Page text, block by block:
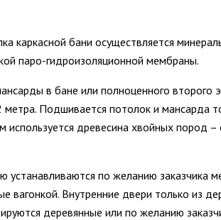
каркасной бани осуществляется
паро-гидроизоляционной мембраны.
в бане или полноценного второго
Подшивается потолок и мансарда
древесина хвойных пород –
устанавливаются по желанию заказчика
вагонкой. Внутренние двери только из
деревянные или по желанию